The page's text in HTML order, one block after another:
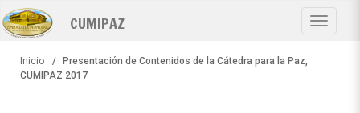
Pasar
al
contenido
Toggle
CUMIPAZ
Inicio
Presentación de Contenidos de la Cátedra para la Paz,
CUMIPAZ 2017